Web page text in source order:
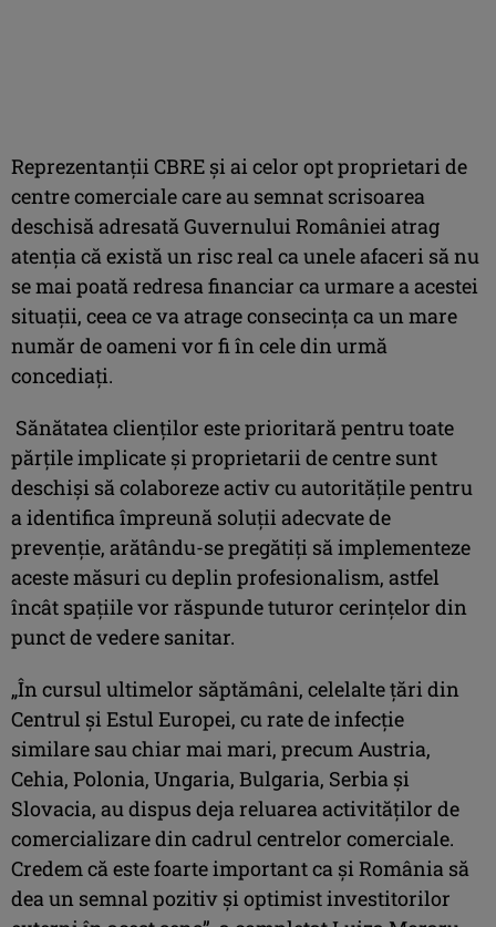
Reprezentanții CBRE și ai celor opt proprietari de
centre comerciale care au semnat scrisoarea
deschisă adresată Guvernului României atrag
atenția că există un risc real ca unele afaceri să nu
se mai poată redresa financiar ca urmare a acestei
situații, ceea ce va atrage consecința ca un mare
număr de oameni vor fi în cele din urmă
concediați.
Sănătatea clienților este prioritară pentru toate
părțile implicate și proprietarii de centre sunt
deschiși să colaboreze activ cu autoritățile pentru
a identifica împreună soluții adecvate de
prevenție, arătându-se pregătiți să implementeze
aceste măsuri cu deplin profesionalism, astfel
încât spațiile vor răspunde tuturor cerințelor din
punct de vedere sanitar.
„În cursul ultimelor săptămâni, celelalte țări din
Centrul și Estul Europei, cu rate de infecție
similare sau chiar mai mari, precum Austria,
Cehia, Polonia, Ungaria, Bulgaria, Serbia și
Slovacia, au dispus deja reluarea activităților de
comercializare din cadrul centrelor comerciale.
Credem că este foarte important ca și România să
dea un semnal pozitiv și optimist investitorilor